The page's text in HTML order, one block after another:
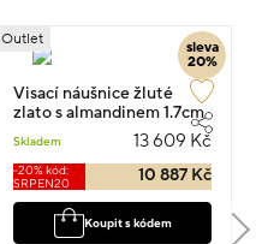
sleva
20%
Outlet
Visací náušnice žluté
zlato s almandinem 1.7cm
Skladem 13 609 Kč
-20% kód:
SRPEN20
10 887 Kč
Koupit s kódem